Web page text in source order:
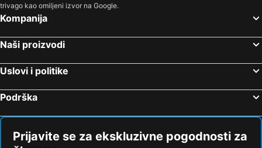
trivago kao omiljeni izvor na Google.
Kompanija
Naši proizvodi
Uslovi i politike
Podrška
Prijavite se za ekskluzivne pogodnosti za